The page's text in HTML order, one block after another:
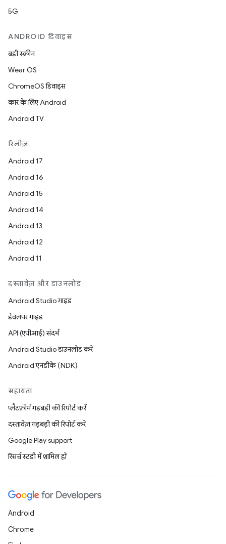
5G
ANDROID डिवाइस
बड़ी स्क्रीन
Wear OS
ChromeOS डिवाइस
कार के लिए Android
Android TV
रिलीज़
Android 17
Android 16
Android 15
Android 14
Android 13
Android 12
Android 11
दस्तावेज़ और डाउनलोड
Android Studio गाइड
डेवलपर गाइड
API (एपीआई) संदर्भ
Android Studio डाउनलोड करें
Android एनडीके (NDK)
सहायता
प्लैटफ़ॉर्म गड़बड़ी की रिपोर्ट करें
दस्तावेज़ गड़बड़ी की रिपोर्ट करें
Google Play support
रिसर्च स्टडी में शामिल हों
Android
Chrome